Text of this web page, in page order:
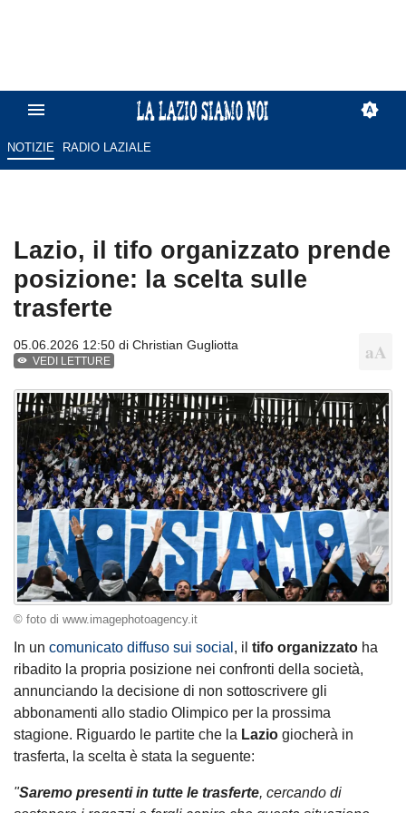
NOTIZIE RADIO LAZIALE
Lazio, il tifo organizzato prende
posizione: la scelta sulle
trasferte
05.06.2026 12:50 di Christian Gugliotta
VEDI LETTURE
© foto di www.imagephotoagency.it
In un comunicato diffuso sui social , il tifo organizzato ha
ribadito la propria posizione nei confronti della società,
annunciando la decisione di non sottoscrivere gli
abbonamenti allo stadio Olimpico per la prossima
stagione. Riguardo le partite che la Lazio giocherà in
trasferta, la scelta è stata la seguente:
"Saremo presenti in tutte le trasferte, cercando di